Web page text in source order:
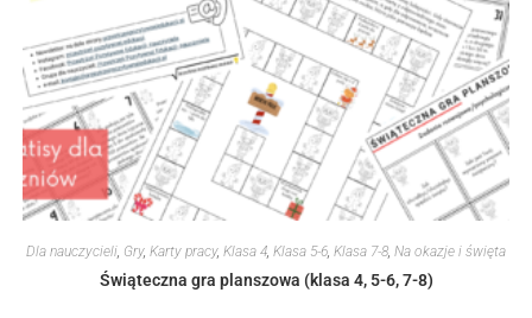
Dla nauczycieli, Gry, Karty pracy, Klasa 4, Klasa 5-6, Klasa 7-8, Na okazje i święta
Świąteczna gra planszowa (klasa 4, 5-6, 7-8)